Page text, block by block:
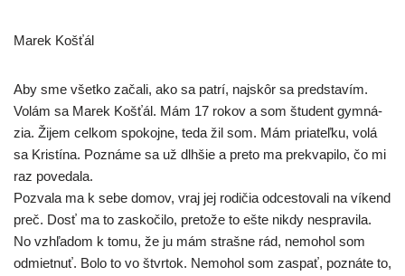
Marek Košťál
Aby sme všet­ko zača­li, ako sa pat­rí, naj­skôr sa pred­sta­vím.
Volám sa Marek Košťál. Mám 17 rokov a som štu­dent gym­ná­
zia. Žijem cel­kom spo­koj­ne, teda žil som. Mám pria­teľ­ku, volá
sa Kristína. Poznáme sa už dlh­šie a pre­to ma prek­va­pi­lo, čo mi
raz povedala.
Pozvala ma k sebe domov, vraj jej rodi­čia odces­to­va­li na víkend
preč. Dosť ma to zasko­či­lo, pre­to­že to ešte nikdy nespra­vi­la.
No vzhľa­dom k tomu, že ju mám straš­ne rád, nemo­hol som
odmiet­nuť. Bolo to vo štvr­tok. Nemohol som zaspať, pozná­te to,